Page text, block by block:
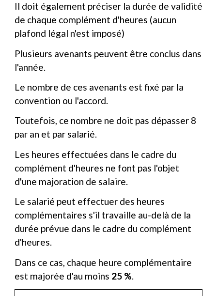
Il doit également préciser la durée de validité
de chaque complément d'heures (aucun
plafond légal n'est imposé)
Plusieurs avenants peuvent être conclus dans
l'année.
Le nombre de ces avenants est fixé par la
convention ou l'accord.
Toutefois, ce nombre ne doit pas dépasser 8
par an et par salarié.
Les heures effectuées dans le cadre du
complément d'heures ne font pas l'objet
d'une majoration de salaire.
Le salarié peut effectuer des heures
complémentaires s'il travaille au-delà de la
durée prévue dans le cadre du complément
d'heures.
Dans ce cas, chaque heure complémentaire
est majorée d'au moins 25 %.